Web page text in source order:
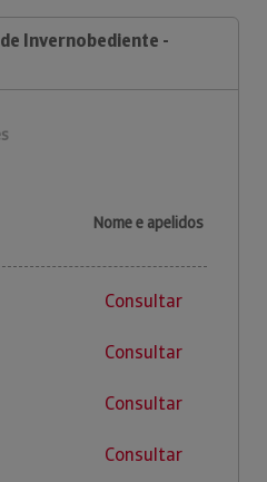
Invernobediente -
Nome e apelidos
Consultar
Consultar
Consultar
Consultar